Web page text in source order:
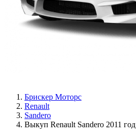
Брискер Моторс
Renault
Sandero
Выкуп Renault Sandero 2011 год